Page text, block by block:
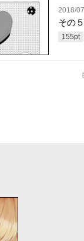
2018/
その
155pt